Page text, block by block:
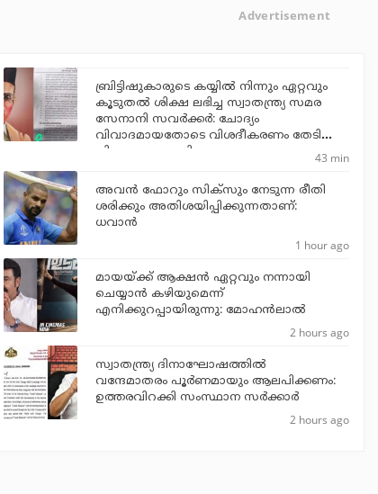
Advertisement
ബ്രിട്ടിഷുകാരുടെ കയ്യില്‍ നിന്നും ഏറ്റവും
കൂടുതല്‍ ശിക്ഷ ലഭിച്ച സ്വാതന്ത്ര്യ സമര
സേനാനി സവര്‍ക്കര്‍: ചോദ്യം
വിവാദമായതോടെ വിശദീകരണം തേടി
വിദ്യാഭ്യാസ മന്ത്രി
43 min
അവന്‍ ഫോറും സിക്സും നേടുന്ന രീതി
ശരിക്കും അതിശയിപ്പിക്കുന്നതാണ്:
ധവാന്‍
1 hour ago
മായയ്ക്ക് ആക്ഷന്‍ ഏറ്റവും നന്നായി
ചെയ്യാന്‍ കഴിയുമെന്ന്
എനിക്കുറപ്പായിരുന്നു: മോഹന്‍ലാല്‍
2 hours ago
സ്വാതന്ത്ര്യ ദിനാഘോഷത്തില്‍
വന്ദേമാതരം പൂര്‍ണമായും ആലപിക്കണം:
ഉത്തരവിറക്കി സംസ്ഥാന സര്‍ക്കാര്‍
2 hours ago